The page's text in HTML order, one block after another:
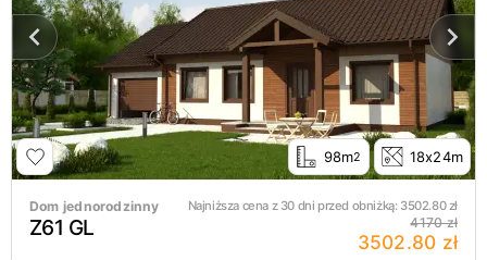
98m2 18x24m
Dom jednorodzinny Najniższa cena z 30 dni przed obniżką: 3502.80zł
Z61 GL 4170 zł
3502.80 zł